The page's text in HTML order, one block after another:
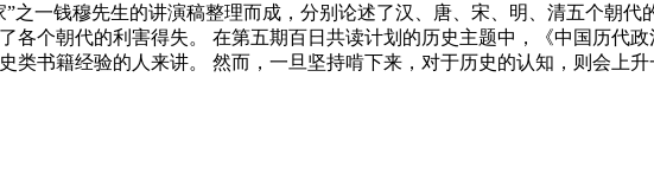
”之一钱穆先生的讲演稿整理而成，分别论述了汉、唐、宋、明、清五个朝
各个朝代的利害得失。 在第五期百日共读计划的历史主题中，《中国历代
类书籍经验的人来讲。 然而，一旦坚持啃下来，对于历史的认知，则会上